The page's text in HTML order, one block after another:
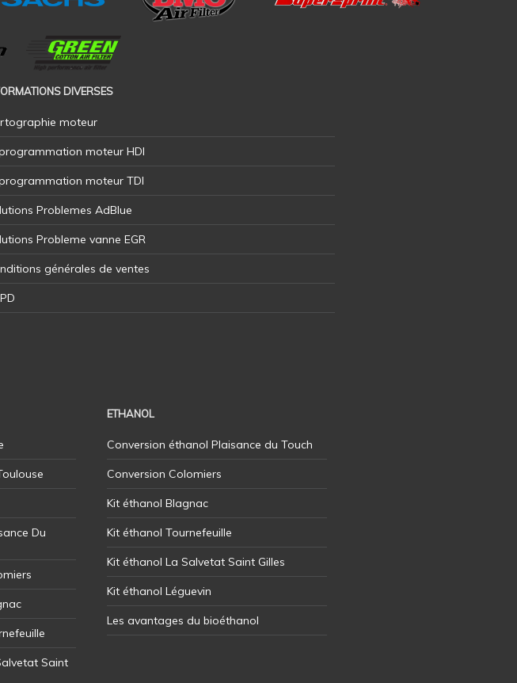
DIVERSES
moteur
moteur HDI
moteur TDI
Problemes AdBlue
Probleme vanne EGR
générales de ventes
Du
Saint
ETHANOL
Conversion éthanol Plaisance du Touch
Conversion Colomiers
Kit éthanol Blagnac
Kit éthanol Tournefeuille
Kit éthanol La Salvetat Saint Gilles
Kit éthanol Léguevin
Les avantages du bioéthanol